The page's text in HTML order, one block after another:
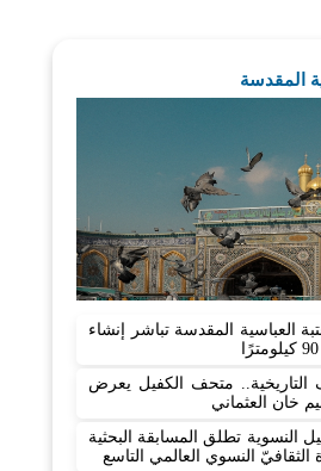
المقدسة
العباسية المقدسة تباشر إنشاء
متحف الكفيل يعرض
خان العثماني
النسوية تطلق المسابقة البحثية
الثقافيّ النسوي العالمي التاسع